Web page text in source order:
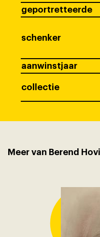
geportretteerde
schenker
aanwinstjaar
collectie
Meer van Berend